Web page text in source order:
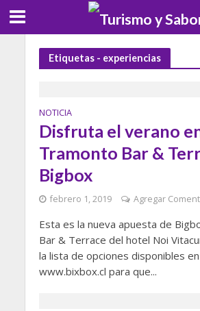
Etiquetas - experiencias
NOTICIA
Disfruta el verano
Tramonto Bar &
Bigbox
febrero 1, 2019 Agregar
Esta es la nueva apuesta de
Bar & Terrace del hotel Noi
la lista de opciones disponibles en
www.bixbox.cl para que...